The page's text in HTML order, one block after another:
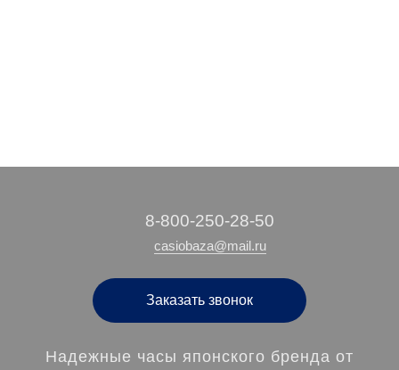
‭8-800-250-28-50
casiobaza@mail.ru
Заказать звонок
Надежные часы японского бренда от